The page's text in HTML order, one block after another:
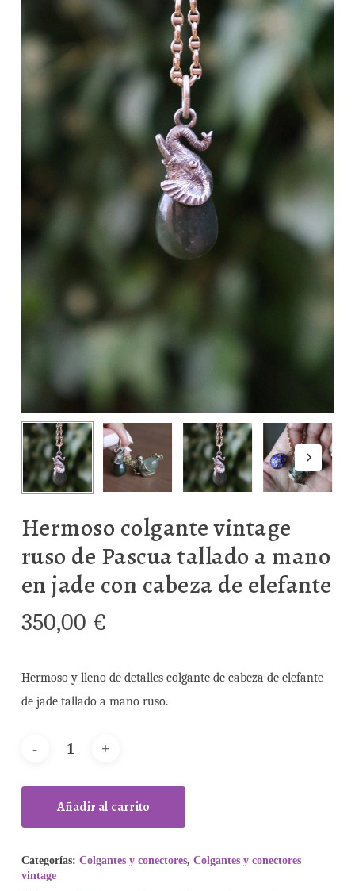
Hermoso colgante vintage
ruso de Pascua tallado a mano
en jade con cabeza de elefante
350,00 €
Hermoso y lleno de detalles colgante de cabeza de elefante
de jade tallado a mano ruso.
Añadir al carrito
Categorías: Colgantes y conectores, Colgantes y conectores
vintage